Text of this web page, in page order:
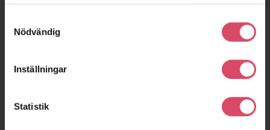
Nödvändig
Inställningar
Statistik